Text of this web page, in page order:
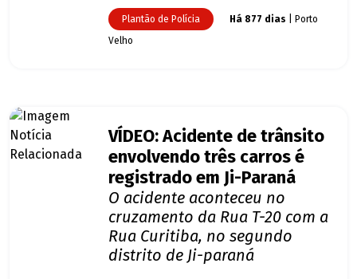
Plantão de Polícia Há 877 dias | Porto
Velho
VÍDEO: Acidente de trânsito
envolvendo três carros é
registrado em Ji-Paraná
O acidente aconteceu no
cruzamento da Rua T-20 com a
Rua Curitiba, no segundo
distrito de Ji-paraná